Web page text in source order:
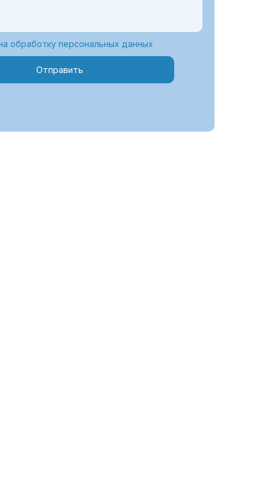
обработку персональных данных
Отправить